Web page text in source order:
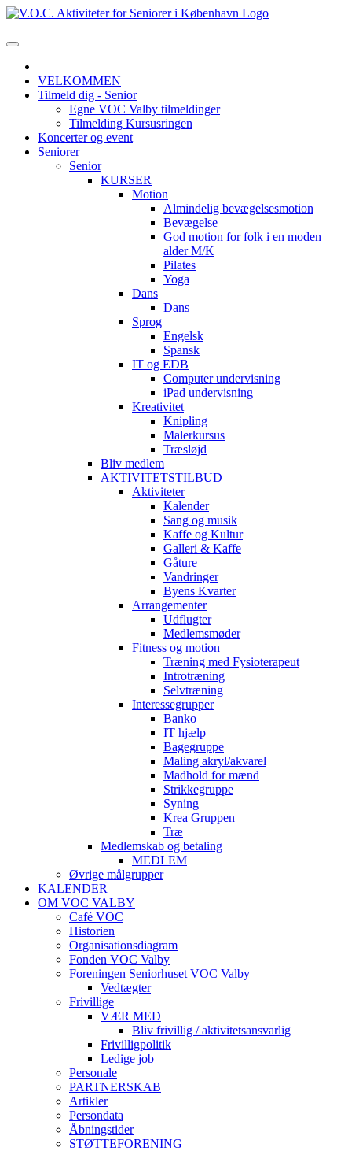
VELKOMMEN
Tilmeld dig - Senior
Egne VOC Valby tilmeldinger
Tilmelding Kursusringen
Koncerter og event
Seniorer
Senior
KURSER
Motion
Almindelig bevægelsesmotion
Bevægelse
God motion for folk i en moden
alder M/K
Pilates
Yoga
Dans
Dans
Sprog
Engelsk
Spansk
IT og EDB
Computer undervisning
iPad undervisning
Kreativitet
Knipling
Malerkursus
Træsløjd
Bliv medlem
AKTIVITETSTILBUD
Aktiviteter
Kalender
Sang og musik
Kaffe og Kultur
Galleri & Kaffe
Gåture
Vandringer
Byens Kvarter
Arrangementer
Udflugter
Medlemsmøder
Fitness og motion
Træning med Fysioterapeut
Introtræning
Selvtræning
Interessegrupper
Banko
IT hjælp
Bagegruppe
Maling akryl/akvarel
Madhold for mænd
Strikkegruppe
Syning
Krea Gruppen
Træ
Medlemskab og betaling
MEDLEM
Øvrige målgrupper
KALENDER
OM VOC VALBY
Café VOC
Historien
Organisationsdiagram
Fonden VOC Valby
Foreningen Seniorhuset VOC Valby
Vedtægter
Frivillige
VÆR MED
Bliv frivillig / aktivitetsansvarlig
Frivilligpolitik
Ledige job
Personale
PARTNERSKAB
Artikler
Persondata
Åbningstider
STØTTEFORENING